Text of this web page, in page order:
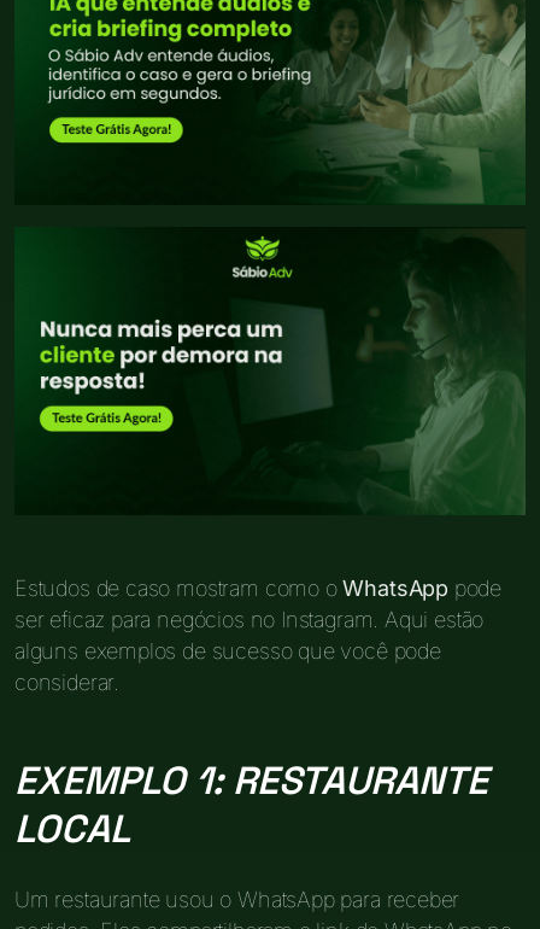
Estudos de caso mostram como oWhatsApp pode
ser eficaz para negócios no Instagram. Aqui estão
alguns exemplos de sucesso que você pode
considerar.
EXEMPLO 1: RESTAURANTE
LOCAL
Um restaurante usou o WhatsApp para receber